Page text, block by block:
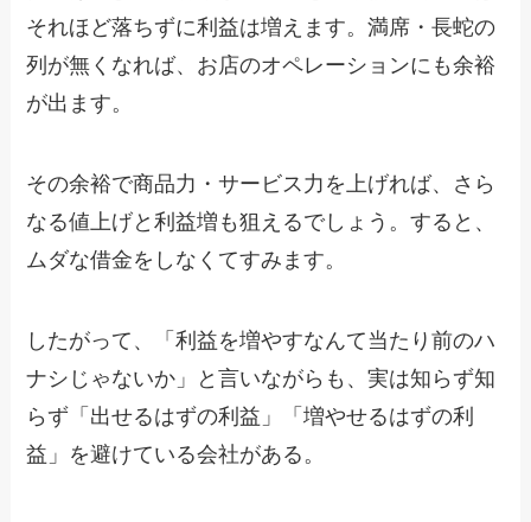
それほど落ちずに利益は増えます。満席・長蛇の
列が無くなれば、お店のオペレーションにも余裕
が出ます。
その余裕で商品力・サービス力を上げれば、さら
なる値上げと利益増も狙えるでしょう。すると、
ムダな借金をしなくてすみます。
したがって、「利益を増やすなんて当たり前のハ
ナシじゃないか」と言いながらも、実は知らず知
らず「出せるはずの利益」「増やせるはずの利
益」を避けている会社がある。